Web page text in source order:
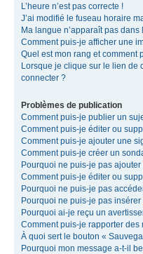
L’heure n’est pas correcte !
J’ai modifié le fuseau horaire
Ma langue n’apparaît pas dans
Comment puis-je afficher une
Quel est mon rang et comment
Lorsque je clique sur le lien de
connecter ?
Problèmes de publication
Comment puis-je publier un
Comment puis-je éditer ou
Comment puis-je ajouter une
Comment puis-je créer un
Pourquoi ne puis-je pas
Comment puis-je éditer ou
Pourquoi ne puis-je pas
Pourquoi ne puis-je pas
Pourquoi ai-je reçu un
Comment puis-je rapporter
À quoi sert le bouton «
Pourquoi mon message a-t-il